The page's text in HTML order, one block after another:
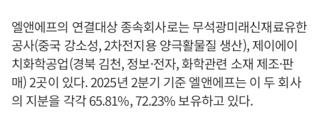
엘앤에프의 연결대상 종속회사로는 무석광미래신재료유한
공사(중국 강소성, 2차전지용 양극활물질 생산), 제이에이
치화학공업(경북 김천, 정보·전자, 화학관련 소재 제조·판
매) 2곳이 있다. 2025년 2분기 기준 엘앤에프는 이 두 회사
의 지분을 각각 65.81%, 72.23% 보유하고 있다.